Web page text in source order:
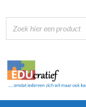
naar
inhoud